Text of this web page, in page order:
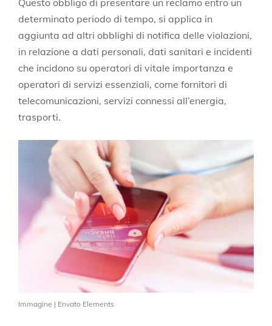
determinato periodo di tempo, si applica in
aggiunta ad altri obblighi di notifica delle violazioni,
in relazione a dati personali, dati sanitari e incidenti
che incidono su operatori di vitale importanza e
operatori di servizi essenziali, come fornitori di
telecomunicazioni, servizi connessi all’energia,
trasporti.
Immagine | Envato Elements